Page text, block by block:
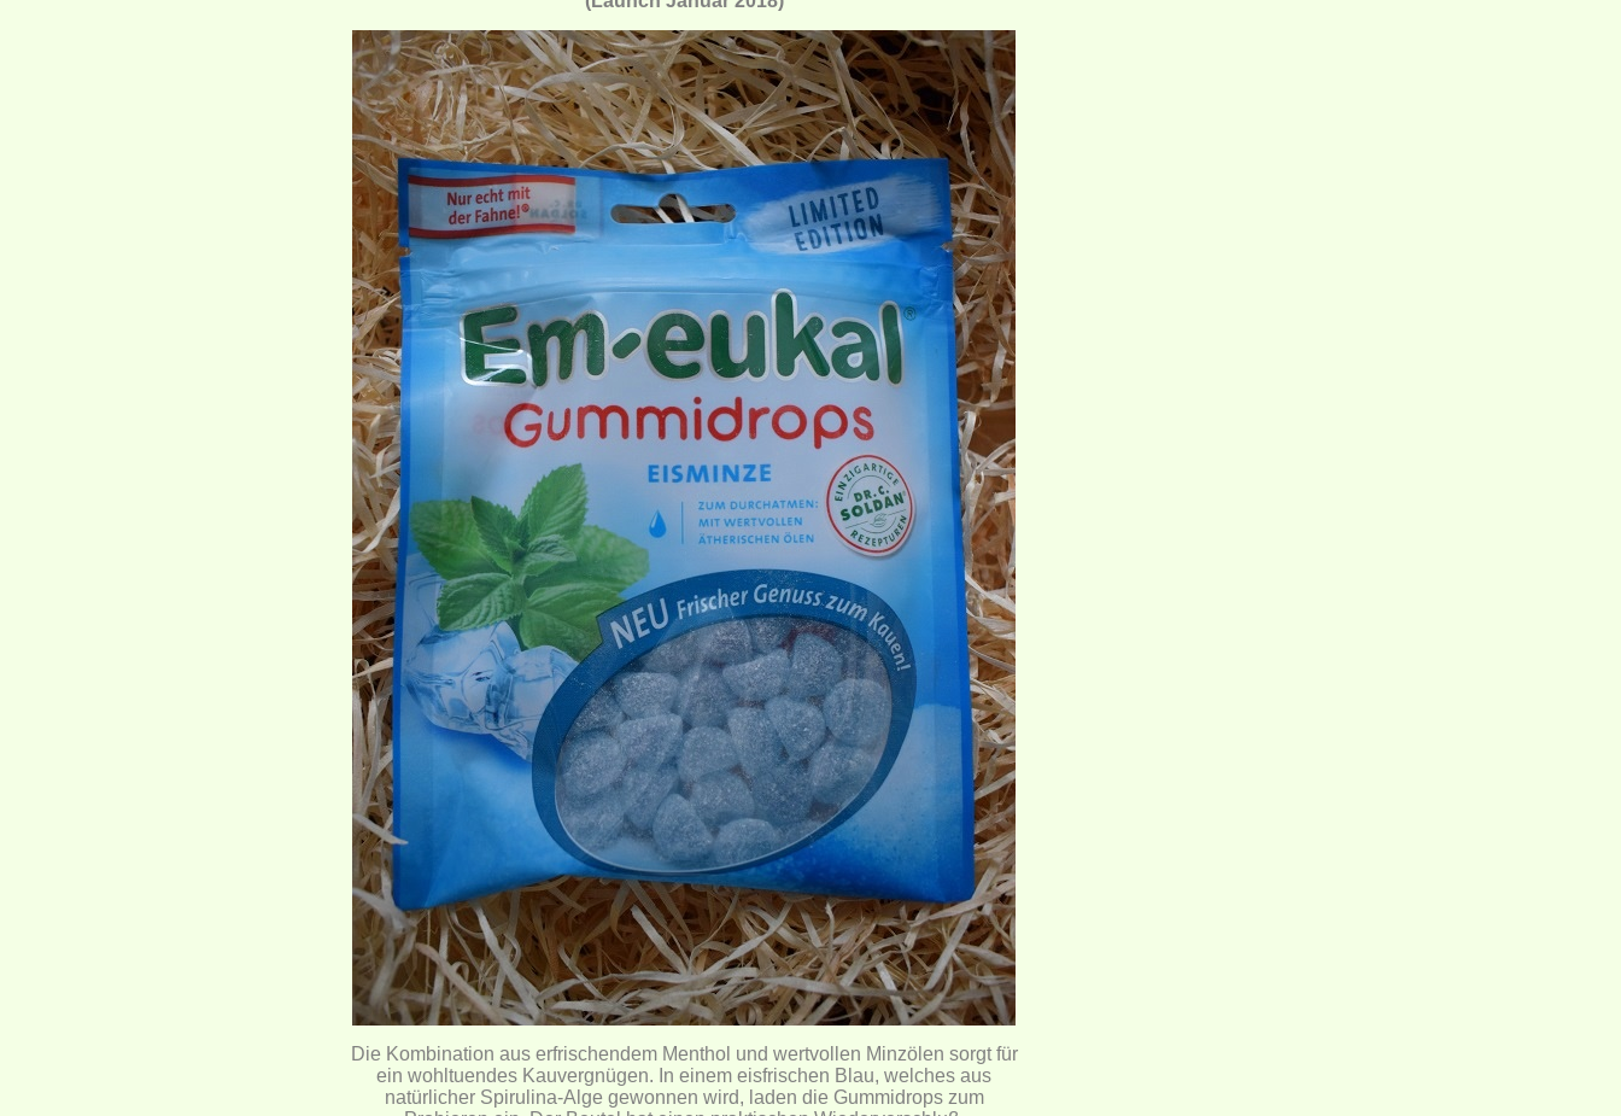
Die Kombination aus erfrischendem Menthol und wertvollen Minzölen sorgt für
ein wohltuendes Kauvergnügen. In einem eisfrischen Blau, welches aus
natürlicher Spirulina-Alge gewonnen wird, laden die Gummidrops zum